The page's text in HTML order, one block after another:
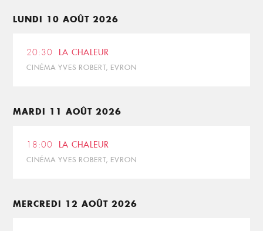
LUNDI 10 AOÛT 2026
20:30 LA CHALEUR
CINÉMA YVES ROBERT, EVRON
MARDI 11 AOÛT 2026
18:00 LA CHALEUR
CINÉMA YVES ROBERT, EVRON
MERCREDI 12 AOÛT 2026